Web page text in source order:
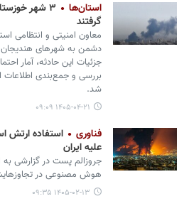
استان‌ها
۳ شهر
گرفتند
معاون امنیتی و انتظامی
دشمن به شهرهای
جزئیات این حادثه، آمار
بررسی و جمع‌بندی
شد.
۱۴۰۵-۰۴-۲۱ ۰۹:۰۹
فناوری
استفاده ارتش
علیه ایران
جروزالم پست در گزارشی
هوش مصنوعی در
۱۴۰۵-۰۲-۱۳ ۰۹:۳۵